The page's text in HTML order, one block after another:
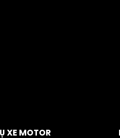
XE MOTOR